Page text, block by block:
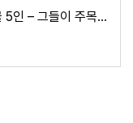
부산국제영화제 핵심 인물 5인 – 그들이 주목받는 이유는?